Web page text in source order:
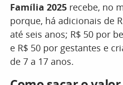
Família 2025 recebe, no
porque, há adicionais de
até seis anos; R$ 50 por
e R$ 50 por gestantes e
de 7 a 17 anos.